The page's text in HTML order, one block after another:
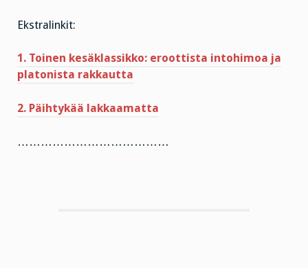
Ekstralinkit:
1. Toinen kesäklassikko: eroottista intohimoa ja
platonista rakkautta
2. Päihtykää lakkaamatta
…………………………………